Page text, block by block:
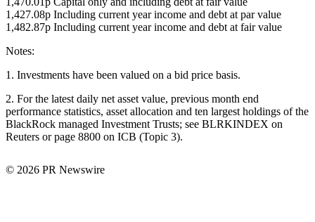
1,427.08p Including current year income and debt at par value
1,482.87p Including current year income and debt at fair value
Notes:
1. Investments have been valued on a bid price basis.
2. For the latest daily net asset value, previous month end
performance statistics, asset allocation and ten largest holdings of the
BlackRock managed Investment Trusts; see BLRKINDEX on
Reuters or page 8800 on ICB (Topic 3).
© 2026 PR Newswire